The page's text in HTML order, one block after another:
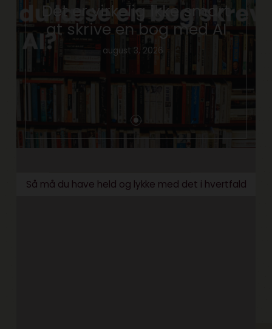
Det er virkelig ikke smart
at skrive en bog med AI
august 3, 2026
Så må du have held og lykke med det i hvertfald